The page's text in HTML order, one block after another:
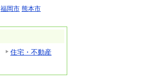
福岡市 熊本市
住宅・不動産